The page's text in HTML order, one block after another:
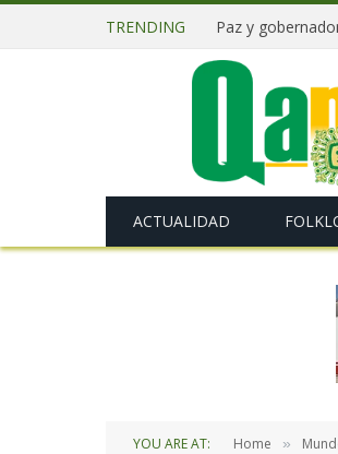
TRENDING
ACTUALIDAD
YOU ARE AT: Home »